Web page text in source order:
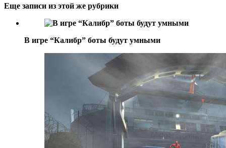
Еще записи из этой же рубрики
В игре “Калибр” боты будут умными